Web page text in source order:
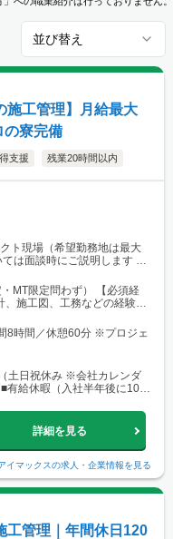
並び替え
施工管理】月給最大
の寮完備
支援 残業20時間以内
ト現場（希望勤務地は最大
は面談時にご説明します
ー1055 └アクセス：京王線
心とした首都圏のほか、栃
神奈川などに関東圏内の現
※宮城県エリアのほか、青
支店 札幌
クセス：地下鉄「北12条
※札幌を中心とした道央圏の
業所 兵庫県神戸市中央区
三宮・花時計前駅」から徒
、近畿圏を中心としたエリ
国）にも現場あり。 ■関
梅田1-1-3-500 大阪駅前第3ビ
阪梅田駅」、御堂筋線「梅田
※関西、近畿圏を中心とし
も現場あり。
MT限定問わず） 【必須経
施工図、工務などの経験を
8時間／休憩60分 ※プロジェ
土日祝休み ※会社カレンダ
給休暇（入社半年後に10日
詳細を見る
イマックスの求人・企業情報を見る
工管理｜年間休日120